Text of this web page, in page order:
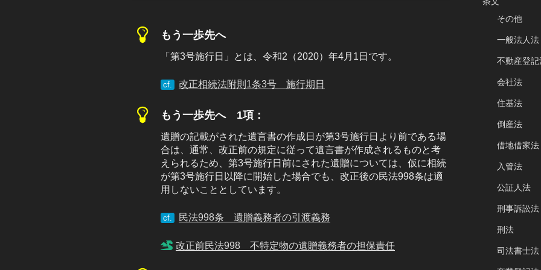
もう一歩先へ
「第3号施行日」とは、令和2（2020）年4月1日です。
cf. 改正相続法附則1条3号 施行期日
もう一歩先へ 1項：
遺贈の記載がされた遺言書の作成日が第3号施行日より前である場
合は、通常、改正前の規定に従って遺言書が作成されるものと考
えられるため、第3号施行日前にされた遺贈については、仮に相続
が第3号施行日以降に開始した場合でも、改正後の民法998条は適
用しないこととしています。
cf. 民法998条 遺贈義務者の引渡義務
改正前民法998 不特定物の遺贈義務者の担保責任
その他
一般法人法
不動産登記
会社法
住基法
倒産法
借地借家法
入管法
公証人法
刑事訴訟法
刑法
司法書士法